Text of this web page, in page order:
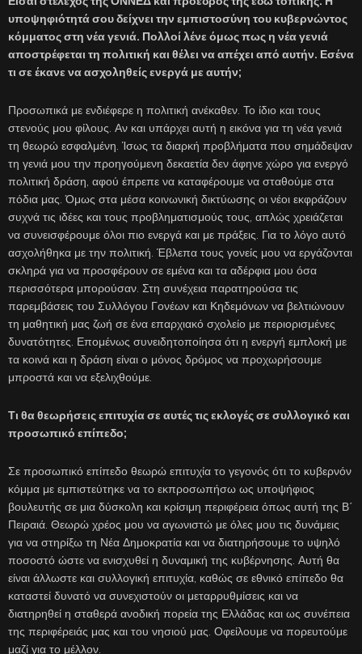
υποψηφιότητά σου δείχνει την εμπιστοσύνη του κυβερνώντος
κόμματος στη νέα γενιά. Πολλοί λένε όμως πως η νέα γενιά
αποστρέφεται τη πολιτική και θέλει να απέχει από αυτήν. Εσένα
τι σε έκανε να ασχοληθείς ενεργά με αυτήν;
Προσωπικά με ενδιέφερε η πολιτική ανέκαθεν. Το ίδιο και τους
στενούς μου φίλους. Αν και υπάρχει αυτή η εικόνα για τη νέα γενιά
τη θεωρώ εσφαλμένη. Ίσως τα διαρκή προβλήματα που σημάδεψαν
τη γενιά μου την προηγούμενη δεκαετία δεν άφηνε χώρο για ενεργό
πολιτική δράση, αφού έπρεπε να καταφέρουμε να σταθούμε στα
πόδια μας. Όμως στα μέσα κοινωνική δικτύωσης οι νέοι εκφράζουν
συχνά τις ιδέες και τους προβληματισμούς τους, απλώς χρειάζεται
να συνεισφέρουμε όλοι πιο ενεργά και με πράξεις. Για το λόγο αυτό
ασχολήθηκα με την πολιτική. Έβλεπα τους γονείς μου να εργάζονται
σκληρά για να προσφέρουν σε εμένα και τα αδέρφια μου όσα
περισσότερα μπορούσαν. Στη συνέχεια παρατηρούσα τις
παρεμβάσεις του Συλλόγου Γονέων και Κηδεμόνων να βελτιώνουν
τη μαθητική μας ζωή σε ένα επαρχιακό σχολείο με περιορισμένες
δυνατότητες. Επομένως συνειδητοποίησα ότι η ενεργή εμπλοκή με
τα κοινά και η δράση είναι ο μόνος δρόμος να προχωρήσουμε
μπροστά και να εξελιχθούμε.
Τι θα θεωρήσεις επιτυχία σε αυτές τις εκλογές σε συλλογικό και
προσωπικό επίπεδο;
Σε προσωπικό επίπεδο θεωρώ επιτυχία το γεγονός ότι το κυβερνόν
κόμμα με εμπιστεύτηκε να το εκπροσωπήσω ως υποψήφιος
βουλευτής σε μια δύσκολη και κρίσιμη περιφέρεια όπως αυτή της Β΄
Πειραιά. Θεωρώ χρέος μου να αγωνιστώ με όλες μου τις δυνάμεις
για να στηρίξω τη Νέα Δημοκρατία και να διατηρήσουμε το υψηλό
ποσοστό ώστε να ενισχυθεί η δυναμική της κυβέρνησης. Αυτή θα
είναι άλλωστε και συλλογική επιτυχία, καθώς σε εθνικό επίπεδο θα
καταστεί δυνατό να συνεχιστούν οι μεταρρυθμίσεις και να
διατηρηθεί η σταθερά ανοδική πορεία της Ελλάδας και ως συνέπεια
της περιφέρειάς μας και του νησιού μας. Οφείλουμε να πορευτούμε
μαζί για το μέλλον.